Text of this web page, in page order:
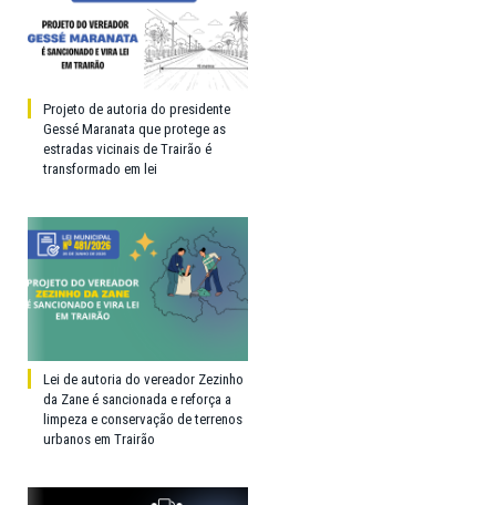
Projeto de autoria do presidente
Gessé Maranata que protege as
estradas vicinais de Trairão é
transformado em lei
Lei de autoria do vereador Zezinho
da Zane é sancionada e reforça a
limpeza e conservação de terrenos
urbanos em Trairão